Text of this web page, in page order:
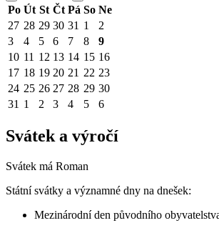
Po Út St Čt Pá So Ne
27 28 29 30 31 1
2
3
4 5 6 7 8
9
10 11 12 13 14 15 16
17 18 19 20 21 22 23
24 25 26 27 28 29 30
31 1 2 3 4 5 6
Svátek a výročí
Svátek má Roman
Státní svátky a významné dny na dnešek:
Mezinárodní den původního